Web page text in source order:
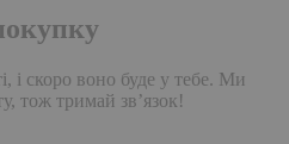
і скоро воно буде у тебе. Ми
тож тримай зв’язок!